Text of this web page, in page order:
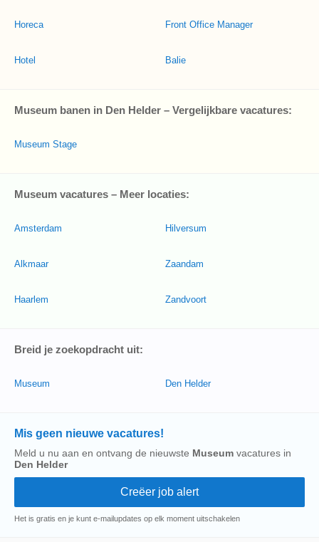
Horeca
Hotel
Front Office Manager
Balie
Museum banen in Den Helder – Vergelijkbare vacatures:
Museum Stage
Museum vacatures – Meer locaties:
Amsterdam
Alkmaar
Haarlem
Hilversum
Zaandam
Zandvoort
Breid je zoekopdracht uit:
Museum Den Helder
Mis geen nieuwe vacatures!
Meld u nu aan en ontvang de nieuwste Museum vacatures in
Den Helder
Het is gratis en je kunt e-mailupdates op elk moment uitschakelen